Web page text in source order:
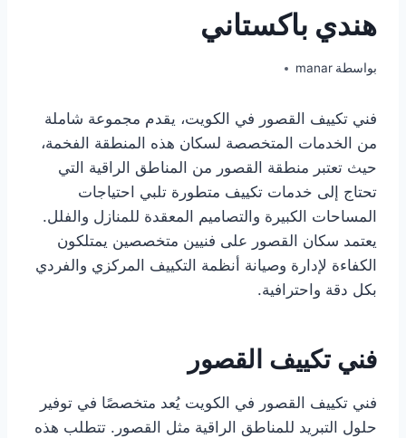
هندي باكستاني
بواسطة manar
فني تكييف القصور في الكويت، يقدم مجموعة شاملة
من الخدمات المتخصصة لسكان هذه المنطقة الفخمة،
حيث تعتبر منطقة القصور من المناطق الراقية التي
تحتاج إلى خدمات تكييف متطورة تلبي احتياجات
المساحات الكبيرة والتصاميم المعقدة للمنازل والفلل.
يعتمد سكان القصور على فنيين متخصصين يمتلكون
الكفاءة لإدارة وصيانة أنظمة التكييف المركزي والفردي
بكل دقة واحترافية.
فني تكييف القصور
فني تكييف القصور في الكويت يُعد متخصصًا في توفير
حلول التبريد للمناطق الراقية مثل القصور. تتطلب هذه